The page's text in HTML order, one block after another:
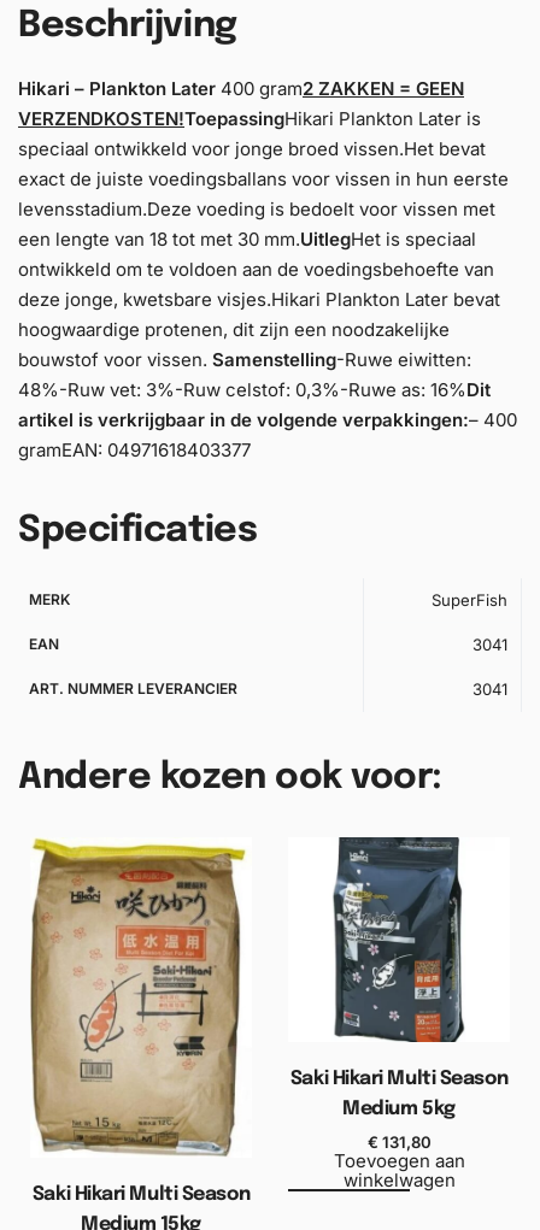
Beschrijving
Hikari – Plankton Later 400 gram2 ZAKKEN = GEEN
VERZENDKOSTEN!ToepassingHikari Plankton Later is
speciaal ontwikkeld voor jonge broed vissen.Het bevat
exact de juiste voedingsballans voor vissen in hun eerste
levensstadium.Deze voeding is bedoelt voor vissen met
een lengte van 18 tot met 30 mm.UitlegHet is speciaal
ontwikkeld om te voldoen aan de voedingsbehoefte van
deze jonge, kwetsbare visjes.Hikari Plankton Later bevat
hoogwaardige protenen, dit zijn een noodzakelijke
bouwstof voor vissen. Samenstelling-Ruwe eiwitten:
48%-Ruw vet: 3%-Ruw celstof: 0,3%-Ruwe as: 16%Dit
artikel is verkrijgbaar in de volgende verpakkingen:– 400
gramEAN: 04971618403377
Specificaties
MERK SuperFish
EAN 3041
ART. NUMMER LEVERANCIER 3041
Andere kozen ook voor:
Saki Hikari Multi Season
Medium 15kg
Saki Hikari Multi Season
Medium 5kg
€ 131,80
Toevoegen aan
winkelwagen